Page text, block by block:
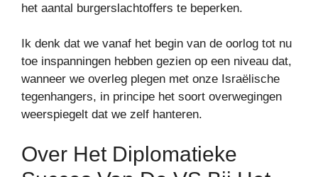
het aantal burgerslachtoffers te beperken.
Ik denk dat we vanaf het begin van de oorlog tot nu
toe inspanningen hebben gezien op een niveau dat,
wanneer we overleg plegen met onze Israëlische
tegenhangers, in principe het soort overwegingen
weerspiegelt dat we zelf hanteren.
Over Het Diplomatieke